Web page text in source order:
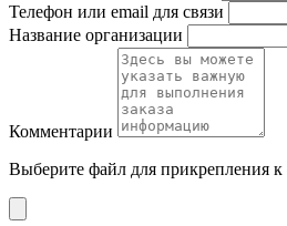
Телефон или email для связи
Название организации
Комментарии
Выберите файл для прикрепления